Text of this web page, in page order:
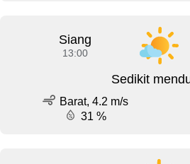
Siang
13:00
Sedikit
Barat, 4.2 m/s
31 %